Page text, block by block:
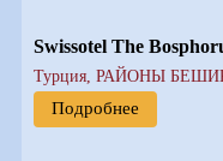
Swissotel The
Турция, РАЙОНЫ
Подробнее